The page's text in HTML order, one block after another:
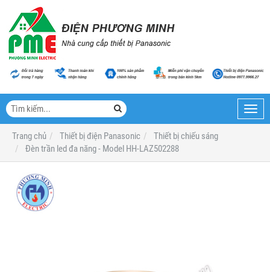
Trang chủ
Thiết bị điện Panasonic
Thiết bị chiếu sáng
Đèn trần led đa năng - Model HH-LAZ502288